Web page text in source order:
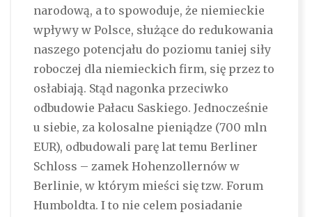
narodową, a to spowoduje, że niemieckie
wpływy w Polsce, służące do redukowania
naszego potencjału do poziomu taniej siły
roboczej dla niemieckich firm, się przez to
osłabiają. Stąd nagonka przeciwko
odbudowie Pałacu Saskiego. Jednocześnie
u siebie, za kolosalne pieniądze (700 mln
EUR), odbudowali parę lat temu Berliner
Schloss – zamek Hohenzollernów w
Berlinie, w którym mieści się tzw. Forum
Humboldta. I to nie celem posiadanie